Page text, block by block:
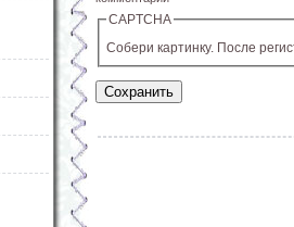
CAPTCHA
Собери картинку. После